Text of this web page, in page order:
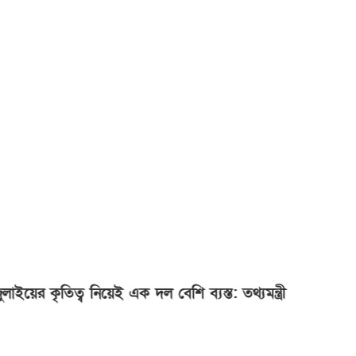
নিয়েই এক দল বেশি ব্যস্ত: তথ্যমন্ত্রী